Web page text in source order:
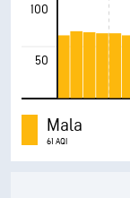
100
50
Mala
61 AQI